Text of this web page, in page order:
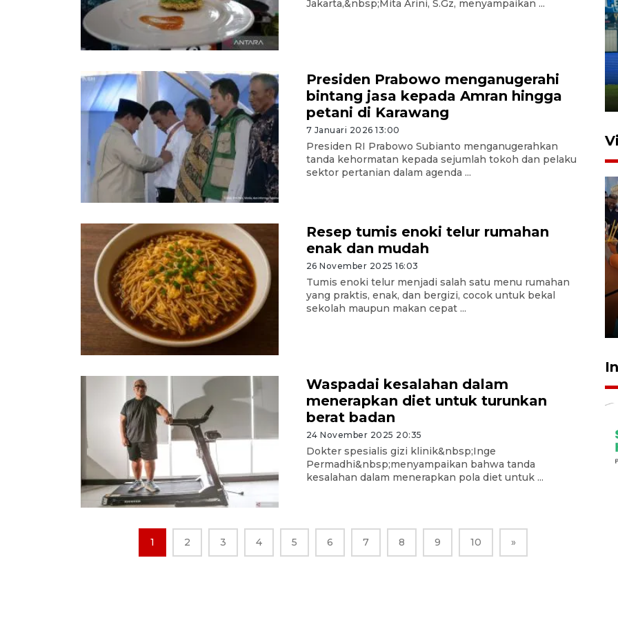
Jakarta,&nbsp;Mita Arini, S.Gz, menyampaikan ...
Presiden Prabowo menganugerahi
bintang jasa kepada Amran hingga
petani di Karawang
7 Januari 2026 13:00
Presiden RI Prabowo Subianto menganugerahkan
tanda kehormatan kepada sejumlah tokoh dan pelaku
sektor pertanian dalam agenda ...
Resep tumis enoki telur rumahan
enak dan mudah
26 November 2025 16:03
Tumis enoki telur menjadi salah satu menu rumahan
yang praktis, enak, dan bergizi, cocok untuk bekal
sekolah maupun makan cepat ...
Waspadai kesalahan dalam
menerapkan diet untuk turunkan
berat badan
24 November 2025 20:35
Dokter spesialis gizi klinik&nbsp;Inge
Permadhi&nbsp;menyampaikan bahwa tanda
kesalahan dalam menerapkan pola diet untuk ...
1 2 3 4 5 6 7 8 9 10 »
Balikpapan
31 Juli 2026 18:01
Taklukkan DPMM FC, Persib
amankan tiket semifinal Piala
Presiden